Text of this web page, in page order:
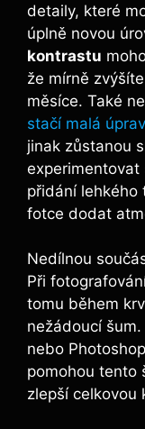
detaily, které
úplně novou
kontrastu
že mírně
⁢měsíce. Také
stačí malá
jinak zůstanou
⁤experimentovat
přidání lehkého
fotce dodat‌
Nedílnou
Při
tomu během
nežádoucí
nebo
pomohou tento
zlepší‍ celkovou